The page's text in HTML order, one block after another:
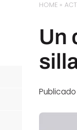
HOME »
Un
Publicado